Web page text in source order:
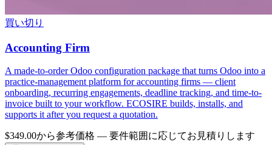
買い切り
Accounting Firm
A made-to-order Odoo configuration package that turns Odoo into a
practice-management platform for accounting firms — client
onboarding, recurring engagements, deadline tracking, and time-to-
invoice built to your workflow. ECOSIRE builds, installs, and
supports it after you request a quotation.
$349.00から参考価格 — 要件範囲に応じてお見積りします